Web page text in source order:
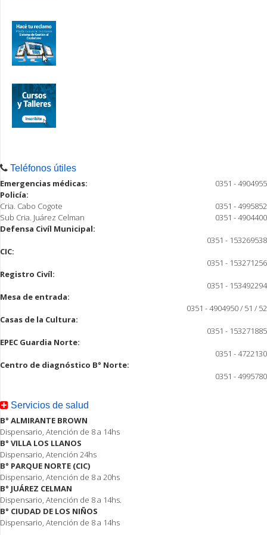
Teléfonos útiles
Emergencias médicas:
0351 - 4904955
Policía:
Cria. Cabo Cogote
0351 - 4995852
Sub Cria. Juárez Celman
0351 - 4904400
Defensa Civíl Municipal:
0351 - 153269538
CIC:
0351 - 153271256
Registro Civíl:
0351 - 153492294
Mesa de entrada:
0351 - 4904950 / 51 / 52
Casas de la Cultura:
0351 - 153271885
EPEC Guardia Norte:
0351 - 4722130
Centro de diagnóstico B° Norte:
0351 - 4995780
Servicios de salud
B° ALMIRANTE BROWN
Dispensario, Atención de 8 a 14hs
B° VILLA LOS LLANOS
Dispensario, Atención 24hs
B° PARQUE NORTE (CIC)
Dispensario, Atención de 8 a 20hs
B° JUÁREZ CELMAN
Dispensario, Atención de 8 a 14hs.
B° CIUDAD DE LOS NIÑOS
Dispensario, Atención de 8 a 14hs